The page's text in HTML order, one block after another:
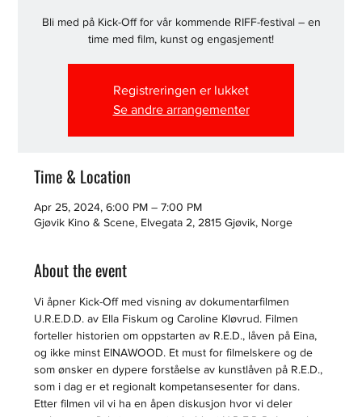
Bli med på Kick-Off for vår kommende RIFF-festival – en
time med film, kunst og engasjement!
Registreringen er lukket
Se andre arrangementer
Time & Location
Apr 25, 2024, 6:00 PM – 7:00 PM
Gjøvik Kino & Scene, Elvegata 2, 2815 Gjøvik, Norge
About the event
Vi åpner Kick-Off med visning av dokumentarfilmen
U.R.E.D.D. av Ella Fiskum og Caroline Kløvrud. Filmen
forteller historien om oppstarten av R.E.D., låven på Eina,
og ikke minst EINAWOOD. Et must for filmelskere og de
som ønsker en dypere forståelse av kunstlåven på R.E.D.,
som i dag er et regionalt kompetansesenter for dans.
Etter filmen vil vi ha en åpen diskusjon hvor vi deler